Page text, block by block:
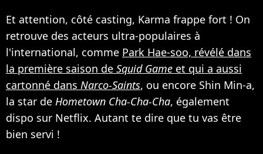
Et attention, côté casting, Karma frappe fort ! On
retrouve des acteurs ultra-populaires à
l'international, comme Park Hae-soo, révélé dans
la première saison de Squid Game et qui a aussi
cartonné dans Narco-Saints, ou encore Shin Min-a,
la star de Hometown Cha-Cha-Cha, également
dispo sur Netflix. Autant te dire que tu vas être
bien servi !